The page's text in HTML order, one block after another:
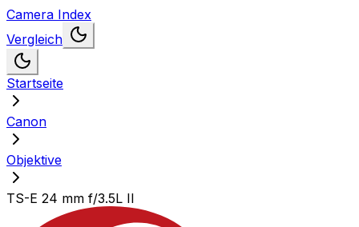
Camera Index
Vergleich
Startseite
Canon
Objektive
TS-E 24 mm f/3.5L II